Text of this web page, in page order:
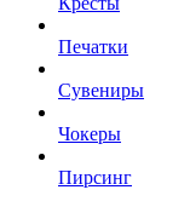
Печатки
Сувениры
Чокеры
Пирсинг